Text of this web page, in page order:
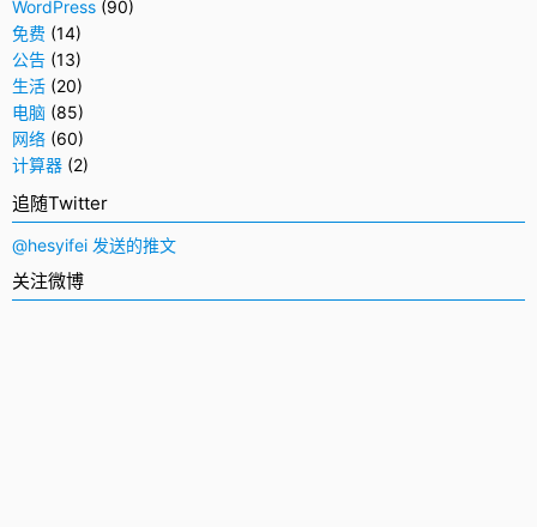
WordPress (90)
免费 (14)
公告 (13)
生活 (20)
电脑 (85)
网络 (60)
计算器 (2)
追随Twitter
@hesyifei 发送的推文
关注微博